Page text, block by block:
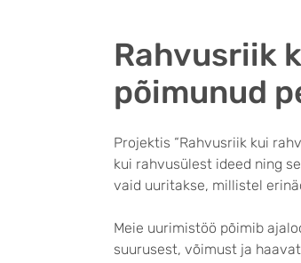
Rahvusriik
põimunud
Projektis “Rahvusriik kui
kui rahvusülest ideed ning
vaid uuritakse, millistel
Meie uurimistöö põimib
suurusest, võimust ja